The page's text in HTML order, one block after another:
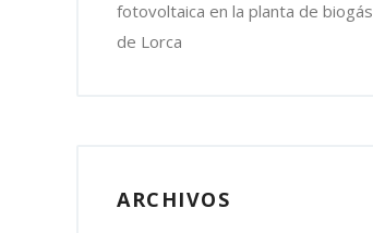
fotovoltaica en la planta de biogás
de Lorca
ARCHIVOS